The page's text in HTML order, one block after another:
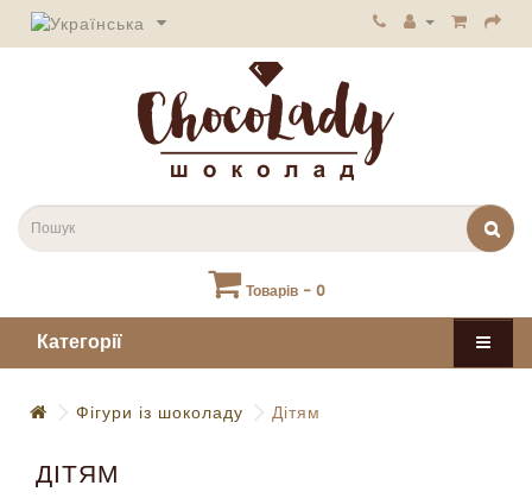
Товарів - 0
Категорії
Фігури із шоколаду Дітям
ДІТЯМ